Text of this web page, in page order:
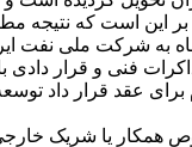
بر این است که نتیجه
به شرکت ملی نفت
فنی و قرار
برای عقد قرار داد
همکار یا شریک